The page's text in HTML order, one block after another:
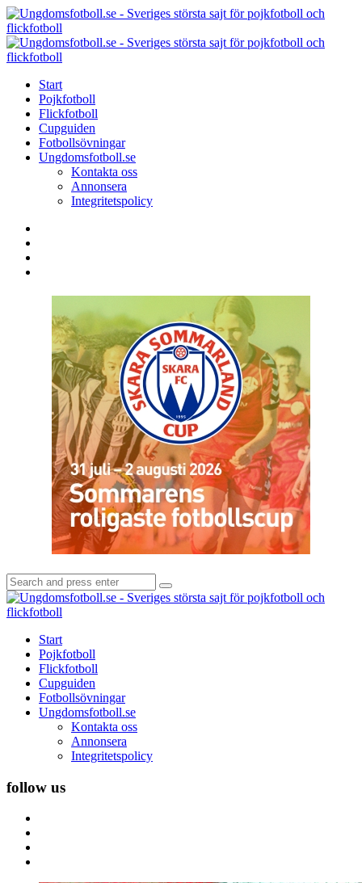
Menu
Search
Menu
Start
Pojkfotboll
Flickfotboll
Cupguiden
Fotbollsövningar
Ungdomsfotboll.se
Kontakta oss
Annonsera
Integritetspolicy
Search
for:
Search
Start
Pojkfotboll
Flickfotboll
Cupguiden
Fotbollsövningar
Ungdomsfotboll.se
Kontakta oss
Annonsera
Integritetspolicy
follow us